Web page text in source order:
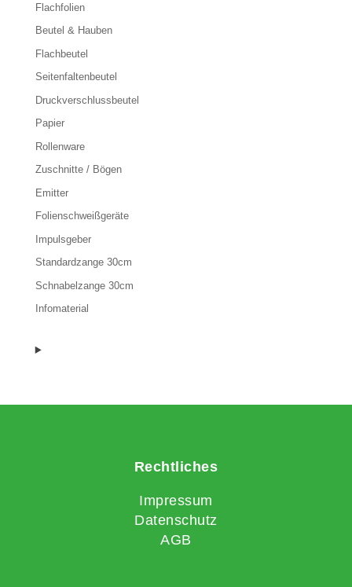
Flachfolien
Beutel & Hauben
Flachbeutel
Seitenfaltenbeutel
Druckverschlussbeutel
Papier
Rollenware
Zuschnitte / Bögen
Emitter
Folienschweißgeräte
Impulsgeber
Standardzange 30cm
Schnabelzange 30cm
Infomaterial
Rechtliches
Impressum
Datenschutz
AGB